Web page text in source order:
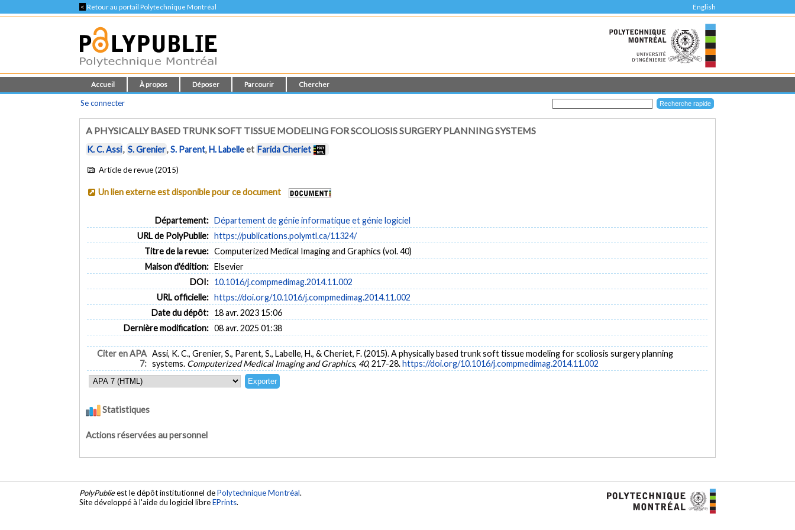
< Retour au portail Polytechnique Montréal English
Accueil À propos Déposer Parcourir Chercher
Se connecter
A PHYSICALLY BASED TRUNK SOFT TISSUE MODELING FOR SCOLIOSIS SURGERY PLANNING SYSTEMS
K. C. Assi, S. Grenier,S. Parent,H. Labelleet Farida Cheriet
Article de revue (2015)
Un lien externe est disponible pour ce document
Département: Département de génie informatique et génie logiciel
URL de PolyPublie: https://publications.polymtl.ca/11324/
Titre de la revue: Computerized Medical Imaging and Graphics (vol. 40)
Maison d'édition: Elsevier
DOI: 10.1016/j.compmedimag.2014.11.002
URL officielle: https://doi.org/10.1016/j.compmedimag.2014.11.002
Date du dépôt: 18 avr. 2023 15:06
Dernière modification: 08 avr. 2025 01:38
Citer en APA
7:
Assi, K. C., Grenier, S., Parent, S., Labelle, H., & Cheriet, F. (2015). A physically based trunk soft tissue modeling for scoliosis surgery planning
systems. Computerized Medical Imaging and Graphics, 40, 217-28.https://doi.org/10.1016/j.compmedimag.2014.11.002
Statistiques
Actions réservées au personnel
PolyPublieest le dépôt institutionnel dePolytechnique Montréal.
Site développé à l'aide du logiciel libreEPrints.